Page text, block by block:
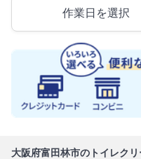
作業日を選択
大阪府富田林市のトイレク